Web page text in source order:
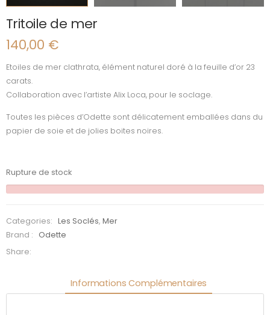
Tritoile de mer
140,00 €
Etoiles de mer clathrata, élément naturel doré à la feuille d’or 23
carats.
Collaboration avec l’artiste Alix Loca, pour le soclage.
Toutes les pièces d’Odette sont délicatement emballées dans du
papier de soie et de jolies boites noires.
Rupture de stock
Categories: Les Soclés,Mer
Brand :
Odette
Share:
Informations Complémentaires